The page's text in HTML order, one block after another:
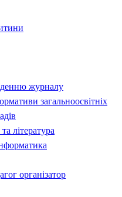
журналу
загальноосвітніх
література
організатор